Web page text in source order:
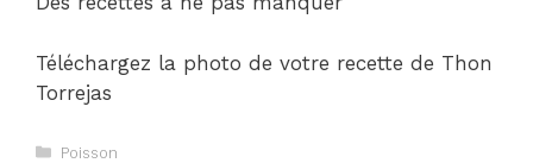
Téléchargez la photo de votre recette de Thon
Torrejas
Catégories
Poisson